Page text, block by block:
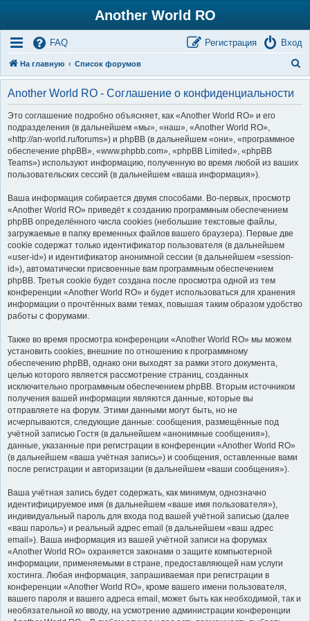
Another World RO
FAQ Вход
Регистрация
На главную Список форумов
о
Another World RO - Соглашение о конфиденциальности
Это соглашение подробно объясняет, как «Another World RO» и его
подразделения (в дальнейшем «мы», «наш», «Another World RO»,
«http://an-world.ru/forums») и phpBB (в дальнейшем «они», «программное
обеспечение phpBB», «www.phpbb.com», «phpBB Limited», «phpBB
Teams») используют информацию, полученную во время любой из ваших
пользовательских сессий (в дальнейшем «ваша информация»).
Ваша информация собирается двумя способами. Во-первых, просмотр
«Another World RO» приведёт к созданию программным обеспечением
phpBB определённого числа cookies (небольшие текстовые файлы,
загружаемые в папку временных файлов вашего браузера). Первые две
cookie содержат только идентификатор пользователя (в дальнейшем
«user-id») и идентификатор анонимной сессии (в дальнейшем «session-
id»), автоматически присвоенные вам программным обеспечением
phpBB. Третья cookie будет создана после просмотра одной из тем
конференции «Another World RO» и будет использоваться для хранения
информации о прочтённых вами темах, повышая таким образом удобство
работы с форумами.
Также во время просмотра конференции «Another World RO» мы можем
установить cookies, внешние по отношению к программному
обеспечению phpBB, однако они выходят за рамки этого документа,
целью которого является рассмотрение страниц, созданных
исключительно программным обеспечением phpBB. Вторым источником
получения вашей информации являются данные, которые вы
отправляете на форум. Этими данными могут быть, но не
исчерпываются, следующие данные: сообщения, размещённые под
учётной записью Гостя (в дальнейшем «анонимные сообщения»),
данные, указанные при регистрации в конференции «Another World RO»
(в дальнейшем «ваша учётная запись») и сообщения, оставленные вами
после регистрации и авторизации (в дальнейшем «ваши сообщения»).
Ваша учётная запись будет содержать, как минимум, однозначно
идентифицируемое имя (в дальнейшем «ваше имя пользователя»),
индивидуальный пароль для входа под вашей учётной записью (далее
«ваш пароль») и реальный адрес email (в дальнейшем «ваш адрес
email»). Ваша информация из вашей учётной записи на форумах
«Another World RO» охраняется законами о защите компьютерной
информации, применяемыми в стране, предоставляющей нам услуги
хостинга. Любая информация, запрашиваемая при регистрации в
конференции «Another World RO», кроме вашего имени пользователя,
вашего пароля и вашего адреса email, может быть как необходимой, так и
необязательной ко вводу, на усмотрение администрации конференции